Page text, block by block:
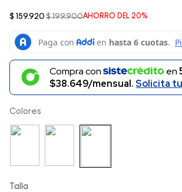
AHORRO DEL 20%
$ 199.900
$ 159.920
Compra con en
$38.649/mensual.Solicita
Colores
Talla